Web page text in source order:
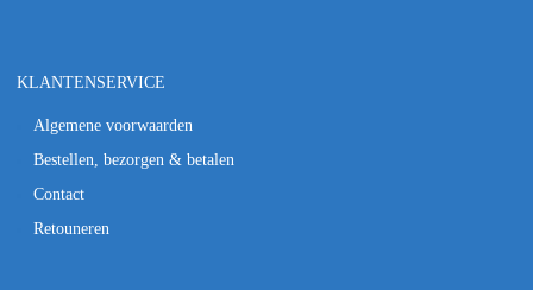
KLANTENSERVICE
Algemene voorwaarden
Bestellen, bezorgen & betalen
Contact
Retouneren